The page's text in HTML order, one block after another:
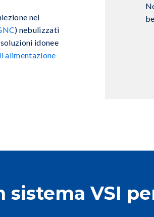
nel
) nebulizzati
idonee
alimentazione
sistema VSI